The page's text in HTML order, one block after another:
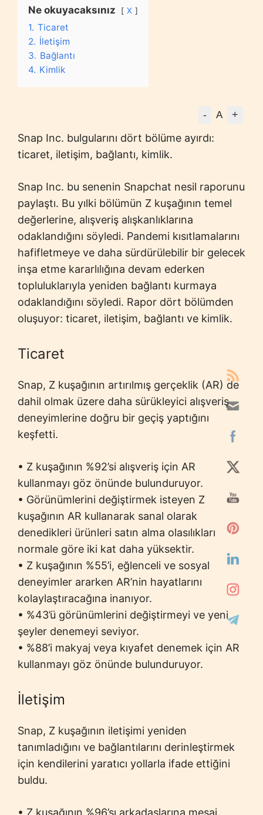
Ne okuyacaksınız X
1. Ticaret
2. İletişim
3. Bağlantı
4. Kimlik
- A +
Snap Inc. bulgularını dört bölüme ayırdı:
ticaret, iletişim, bağlantı, kimlik.
Snap Inc. bu senenin Snapchat nesil raporunu
paylaştı. Bu yılki bölümün Z kuşağının temel
değerlerine, alışveriş alışkanlıklarına
odaklandığını söyledi. Pandemi kısıtlamalarını
hafifletmeye ve daha sürdürülebilir bir gelecek
inşa etme kararlılığına devam ederken
topluluklarıyla yeniden bağlantı kurmaya
odaklandığını söyledi. Rapor dört bölümden
oluşuyor: ticaret, iletişim, bağlantı ve kimlik.
Ticaret
Snap, Z kuşağının artırılmış gerçeklik (AR) de
dahil olmak üzere daha sürükleyici alışveriş
deneyimlerine doğru bir geçiş yaptığını
keşfetti.
• Z kuşağının %92’si alışveriş için AR
kullanmayı göz önünde bulunduruyor.
• Görünümlerini değiştirmek isteyen Z
kuşağının AR kullanarak sanal olarak
denedikleri ürünleri satın alma olasılıkları
normale göre iki kat daha yüksektir.
• Z kuşağının %55’i, eğlenceli ve sosyal
deneyimler ararken AR’nin hayatlarını
kolaylaştıracağına inanıyor.
• %43’ü görünümlerini değiştirmeyi ve yeni
şeyler denemeyi seviyor.
• %88’i makyaj veya kıyafet denemek için AR
kullanmayı göz önünde bulunduruyor.
İletişim
Snap, Z kuşağının iletişimi yeniden
tanımladığını ve bağlantılarını derinleştirmek
için kendilerini yaratıcı yollarla ifade ettiğini
buldu.
• Z kuşağının %96’sı arkadaşlarına mesaj